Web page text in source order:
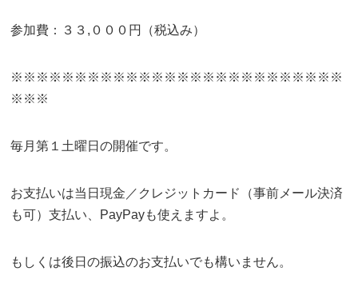
参加費：３３,０００円（税込み）
※※※※※※※※※※※※※※※※※※※※※※※※※※
※※※
毎月第１土曜日の開催です。
お支払いは当日現金／クレジットカード（事前メール決済
も可）支払い、PayPayも使えますよ。
もしくは後日の振込のお支払いでも構いません。